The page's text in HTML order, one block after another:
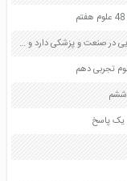
تحقیق کنید که دماهای زیر صفر درجه سلسیوس چه کاربردهایی در صنعت و پزشکی دارد و چگونه به این دماها می رسند صفحه 141 آزمایشگاه علوم تجربی دهم